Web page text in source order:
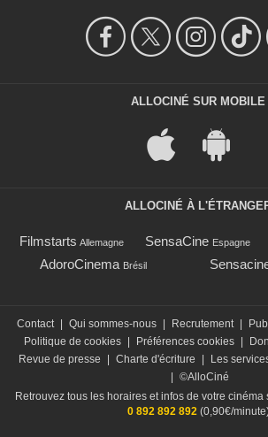
ALLOCINÉ SUR MOBILE
ALLOCINÉ À
Filmstarts Allemagne SensaCine Espagne
AdoroCinema Brésil
Contact Qui sommes-nous Recrutement
Politique de cookies
Préférences cookies
Revue de presse
Charte d'écriture Les
©AlloCiné
Retrouvez tous les horaires et infos de votre
0 892 892 892(0,90€/